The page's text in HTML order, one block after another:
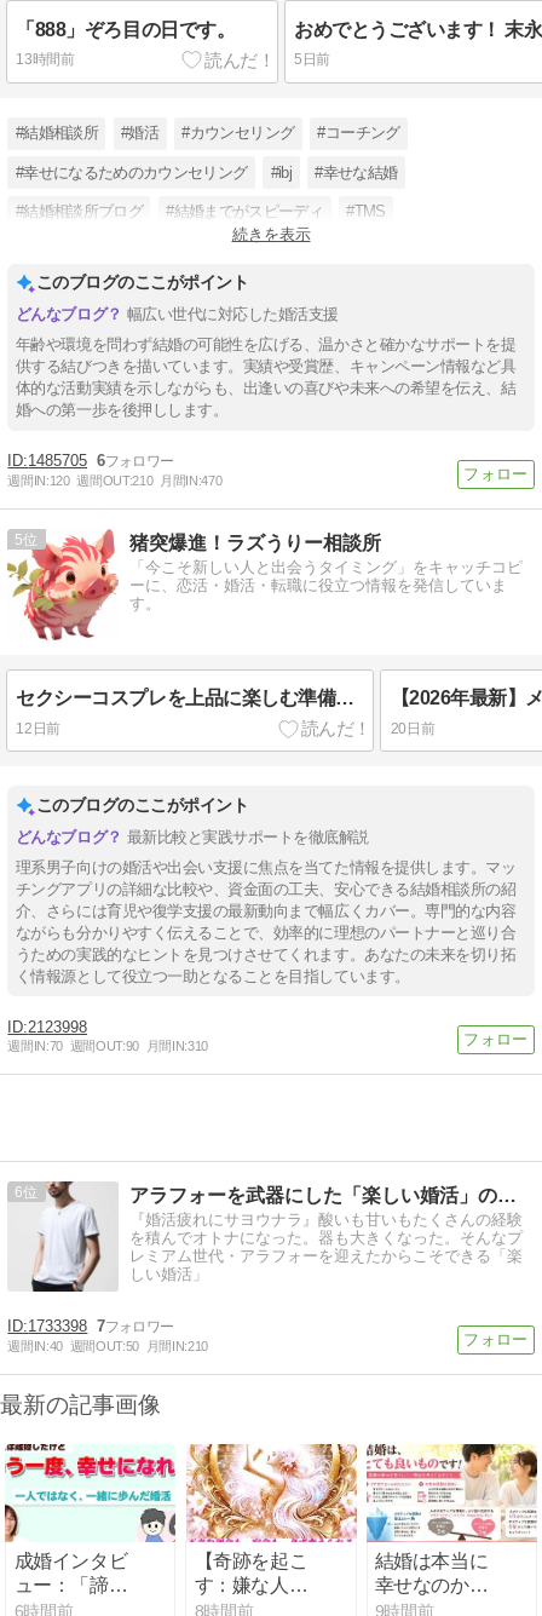
「888」ぞろ目の日です。
13時間前 5日前
#結婚相談所 #婚活 #カウンセリング #コーチング
#幸せになるためのカウンセリング #ibj #幸せな結婚
#結婚相談所ブログ #結婚までがスピーディ #TMS
続きを表示
このブログのここがポイント
幅広い世代に対応した婚活支援
年齢や環境を問わず結婚の可能性を広げる、温かさと確かなサポートを提
供する結びつきを描いています。実績や受賞歴、キャンペーン情報など具
体的な活動実績を示しながらも、出逢いの喜びや未来への希望を伝え、結
婚への第一歩を後押しします。
1485705 6
週間IN:120 週間OUT:210 月間IN:470
5 猪突爆進！ラズうりー相談所
「今こそ新しい人と出会うタイミング」をキャッチコピ
ーに、恋活・婚活・転職に役立つ情報を発信していま
す。
セクシーコスプレを上品に楽しむ準備ガイド｜おうちデート・イベントで失敗しない衣装選び
12日前 20日前
このブログのここがポイント
最新比較と実践サポートを徹底解説
理系男子向けの婚活や出会い支援に焦点を当てた情報を提供します。マッ
チングアプリの詳細な比較や、資金面の工夫、安心できる結婚相談所の紹
介、さらには育児や復学支援の最新動向まで幅広くカバー。専門的な内容
ながらも分かりやすく伝えることで、効率的に理想のパートナーと巡り合
うための実践的なヒントを見つけさせてくれます。あなたの未来を切り拓
く情報源として役立つ一助となることを目指しています。
2123998
週間IN:70 週間OUT:90 月間IN:310
6 アラフォーを武器にした「楽しい婚活」のススメ
『婚活疲れにサヨウナラ』酸いも甘いもたくさんの経験
を積んでオトナになった。器も大きくなった。そんなプ
レミアム世代・アラフォーを迎えたからこそできる「楽
しい婚活」
1733398 7
週間IN:40 週間OUT:50 月間IN:210
最新の記事画像
成婚インタビ
ュー：「諦め
なくてよかっ
6時間前
【奇跡を起こ
す：嫌な人が
争わずにいな
8時間前
結婚は本当に
幸せなのか？
ネガティブな
9時間前